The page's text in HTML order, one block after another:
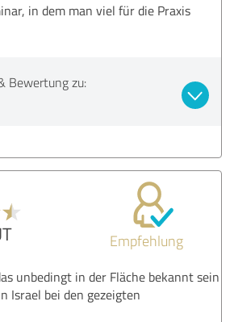
in dem man viel für die Praxis
Bewertung zu:
Empfehlung
unbedingt in der Fläche bekannt sein
Israel bei den gezeigten